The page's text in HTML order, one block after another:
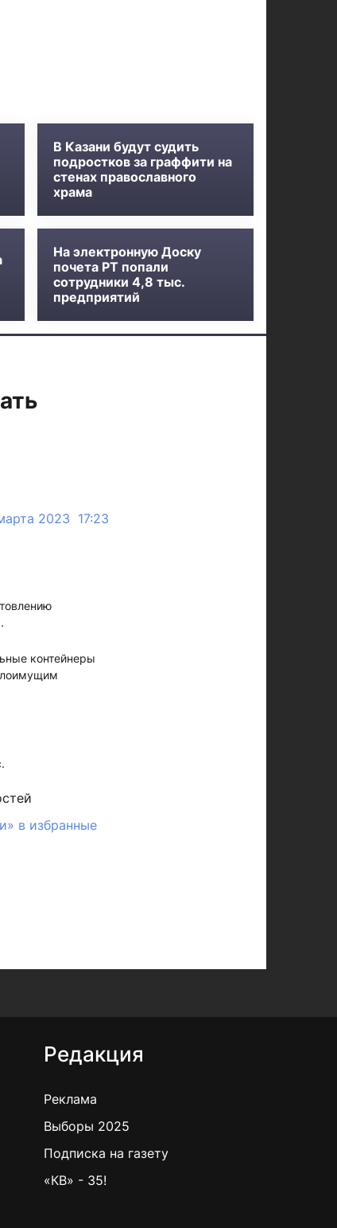
В Казани будут судить
подростков за граффити на
стенах православного
храма
На электронную Доску
почета РТ попали
сотрудники 4,8 тыс.
предприятий
2023 17:23
контейнеры
в избранные
Редакция
Реклама
Выборы 2025
Подписка на газету
«КВ» - 35!